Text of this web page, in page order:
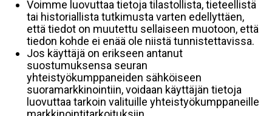
Voimme luovuttaa tietoja tilastollista, tieteellistä
tai historiallista tutkimusta varten edellyttäen,
että tiedot on muutettu sellaiseen muotoon, että
tiedon kohde ei enää ole niistä tunnistettavissa.
Jos käyttäjä on erikseen antanut
suostumuksensa seuran
yhteistyökumppaneiden sähköiseen
suoramarkkinointiin, voidaan käyttäjän tietoja
luovuttaa tarkoin valituille yhteistyökumppaneille